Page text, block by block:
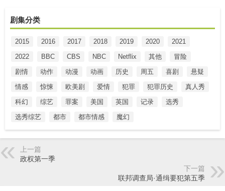
剧集分类
2015 2016 2017 2018 2019 2020
2021
2022
BBC CBS NBC Netflix 其他
冒险
剧情
动作 动漫 动画 历史 周五 喜剧
悬疑
情感
惊悚 欧美剧 爱情 犯罪 犯罪历史
真人秀
科幻
综艺 罪案 美国 英国 记录
选秀
选秀综艺
都市 都市情感 魔幻
上一篇
政权第一季
下一篇
联邦调查局·通缉要犯第五季